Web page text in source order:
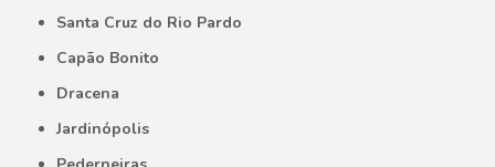
Santa Cruz do Rio Pardo
Capão Bonito
Dracena
Jardinópolis